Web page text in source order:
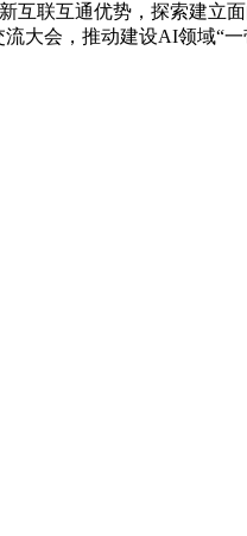
互联互通优势，探索建立
大会，推动建设AI领域“